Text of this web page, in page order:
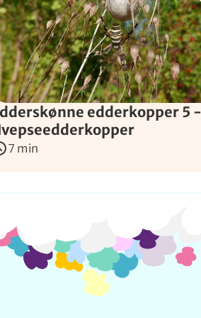
edderkopper 5 -
7 min